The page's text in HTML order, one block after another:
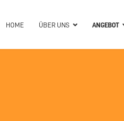
HOME ÜBER UNS ANGEBOT